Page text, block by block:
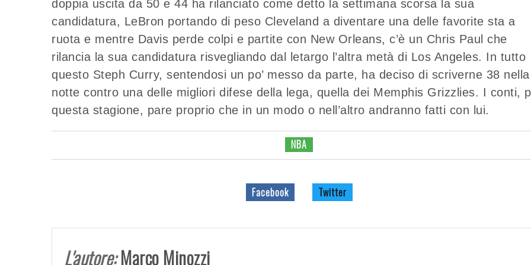
doppia uscita da 50 e 44 ha rilanciato come detto la settimana scorsa la sua
candidatura, LeBron portando di peso Cleveland a diventare una delle favorite sta a
ruota e mentre Davis perde colpi e partite con New Orleans, c’è un Chris Paul che
rilancia la sua candidatura risvegliando dal letargo l’altra metà di Los Angeles. In tutto
questo Steph Curry, sentendosi un po’ messo da parte, ha deciso di scriverne 38 nella
notte contro una delle migliori difese della lega, quella dei Memphis Grizzlies. I conti,
questa stagione, pare proprio che in un modo o nell’altro andranno fatti con lui.
NBA
Facebook Twitter
L'autore:Marco Minozzi